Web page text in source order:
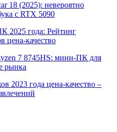
18 (2025): невероятно
с RTX 5090
года: Рейтинг
цена-качество
7 8745HS: мини-ПК для
рынка
2023 года цена-качество –